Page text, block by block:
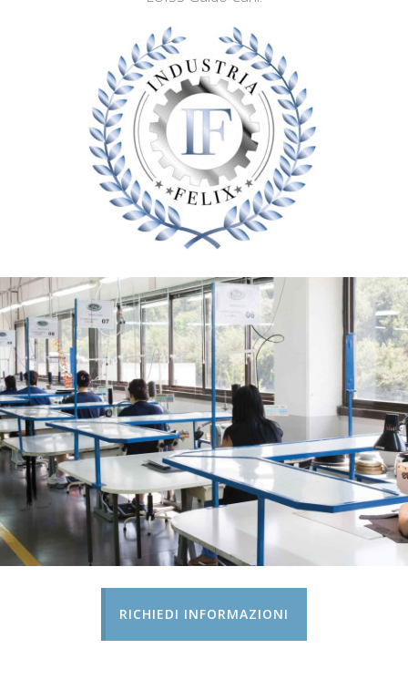
RICHIEDI INFORMAZIONI